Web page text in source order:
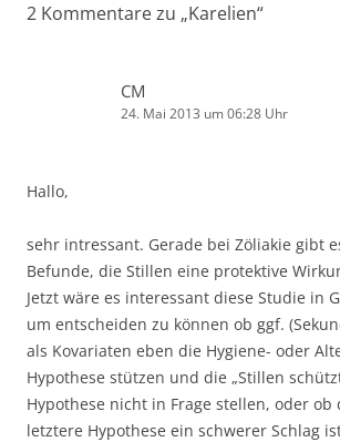
2 Kommentare zu „Karelien“
CM
24. Mai 2013 um 06:28 Uhr
Hallo,
sehr intressant. Gerade bei Zöliakie gibt
Befunde, die Stillen eine protektive
Jetzt wäre es interessant diese Studie in
um entscheiden zu können ob ggf.
als Kovariaten eben die Hygiene- oder
Hypothese stützen und die „Stillen
Hypothese nicht in Frage stellen, oder
letztere Hypothese ein schwerer Schlag